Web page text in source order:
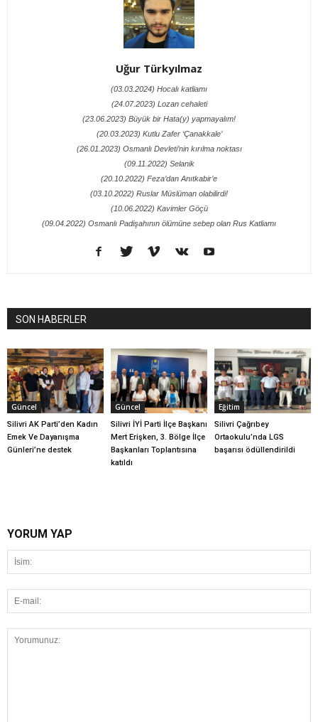
Uğur Türkyılmaz
(03.03.2024) Hocalı katliamı
(24.07.2023) Lozan cehaleti
(23.06.2023) Büyük bir Hata(y) yapmayalım!
(20.03.2023) Kutlu Zafer ‘Çanakkale’
(26.01.2023) Osmanlı Devleti’nin kırılma noktası
(09.11.2022) Selanik
(20.10.2022) Feza’dan Anıtkabir’e
(03.10.2022) Ruslar Müslüman olabilirdi!
(10.06.2022) Kavimler Göçü
(09.04.2022) Osmanlı Padişahının ölümüne sebep olan Rus Katliamı
SON HABERLER
Güncel
Silivri AK Parti’den Kadın
Emek Ve Dayanışma
Günleri’ne destek
Güncel
Silivri İYİ Parti İlçe Başkanı
Mert Erişken, 3. Bölge İlçe
Başkanları Toplantısına
katıldı
Eğitim
Silivri Çağrıbey
Ortaokulu’nda LGS
başarısı ödüllendirildi
YORUM YAP